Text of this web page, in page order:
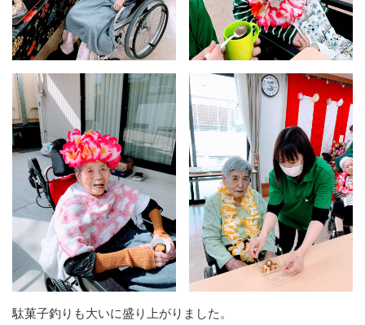
駄菓子釣りも大いに盛り上がりました。